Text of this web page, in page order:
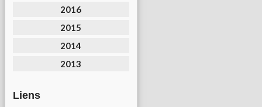
2016
2015
2014
2013
Liens